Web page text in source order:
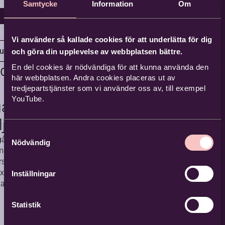
Samtycke Information Om
Vi använder så kallade cookies för att underlätta för dig
och göra din upplevelse av webbplatsen bättre.
En del cookies är nödvändiga för att kunna använda den
här webbplatsen. Andra cookies placeras ut av
tredjepartstjänster som vi använder oss av, till exempel
YouTube.
Samtyckesval
Nödvändig
Inställningar
Statistik
är en
som
utanför
Här